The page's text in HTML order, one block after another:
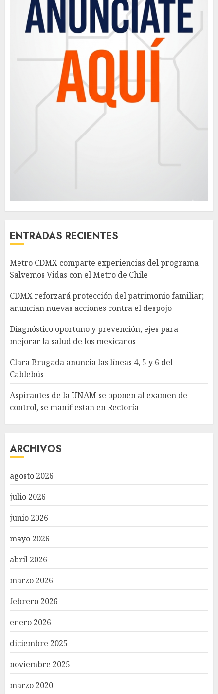
ENTRADAS RECIENTES
Metro CDMX comparte experiencias del programa
Salvemos Vidas con el Metro de Chile
CDMX reforzará protección del patrimonio familiar;
anuncian nuevas acciones contra el despojo
Diagnóstico oportuno y prevención, ejes para
mejorar la salud de los mexicanos
Clara Brugada anuncia las líneas 4, 5 y 6 del
Cablebús
Aspirantes de la UNAM se oponen al examen de
control, se manifiestan en Rectoría
ARCHIVOS
agosto 2026
julio 2026
junio 2026
mayo 2026
abril 2026
marzo 2026
febrero 2026
enero 2026
diciembre 2025
noviembre 2025
marzo 2020